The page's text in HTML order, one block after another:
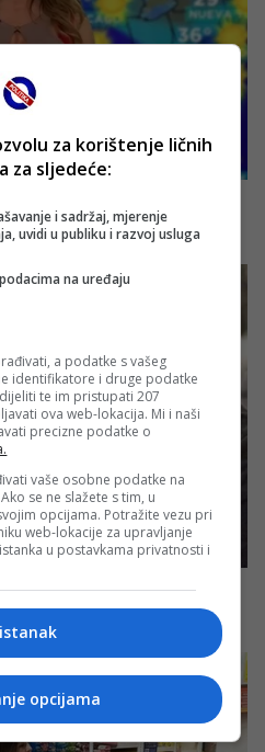
za korištenje ličnih
za sljedeće:
i sadržaj, mjerenje
uvidi u publiku i razvoj usluga
na uređaju
a podatke s vašeg
identifikatore i druge podatke
te im pristupati 207
ova web-lokacija. Mi i naši
precizne podatke o
vaše osobne podatke na
se ne slažete s tim, u
opcijama. Potražite vezu pri
web-lokacije za upravljanje
u postavkama privatnosti i
opcijama